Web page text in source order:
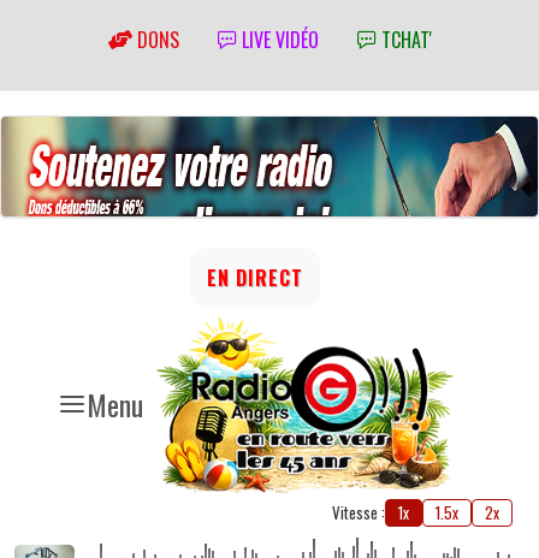
DONS LIVE VIDÉO TCHAT'
Menu
EN DIRECT
Vitesse : 1x 1.5x 2x